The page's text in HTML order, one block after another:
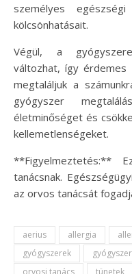
személyes
kölcsönhatásait.
Végül, a
változhat, így érdemes
megtaláljuk a
gyógyszer
életminőséget és
kellemetlenségeket.
**Figyelmeztetés:**
tanácsnak.
az orvos tanácsát
aerius allergia
gyógyszerek
orvosi tanács
tünetek